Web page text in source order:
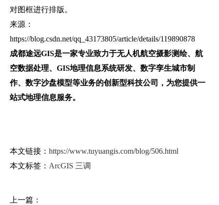
对图框进行排版。
来源：
https://blog.csdn.net/qq_43173805/article/details/119890878
成都途远GIS是一家专业致力于无人机航空摄影测绘、航
空数据处理、GIS地理信息系统研发、数字孪生城市制
作、数字沙盘模型等业务的创新型科技公司，为您提供一
站式地理信息服务。
本文链接： https://www.tuyuangis.com/blog/506.html
本文标签： ArcGIS 三调
上一篇：